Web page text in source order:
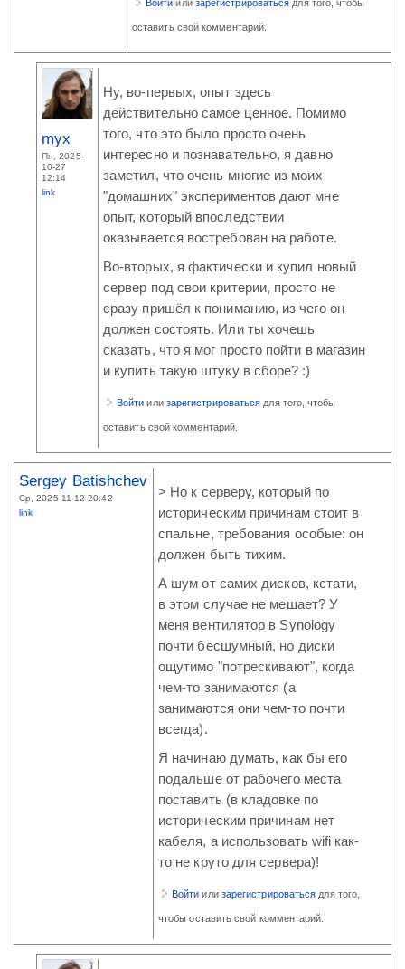
Войти или зарегистрироваться для того, чтобы
оставить свой комментарий.
myx
Пн, 2025-
10-27
12:14
link
Ну, во-первых, опыт здесь
действительно самое ценное. Помимо
того, что это было просто очень
интересно и познавательно, я давно
заметил, что очень многие из моих
"домашних" экспериментов дают мне
опыт, который впоследствии
оказывается востребован на работе.
Во-вторых, я фактически и купил новый
сервер под свои критерии, просто не
сразу пришёл к пониманию, из чего он
должен состоять. Или ты хочешь
сказать, что я мог просто пойти в магазин
и купить такую штуку в сборе? :)
Войти или зарегистрироваться для того, чтобы
оставить свой комментарий.
Sergey Batishchev
Ср, 2025-11-12 20:42
link
> Но к серверу, который по
историческим причинам стоит в
спальне, требования особые: он
должен быть тихим.
А шум от самих дисков, кстати,
в этом случае не мешает? У
меня вентилятор в Synology
почти бесшумный, но диски
ощутимо "потрескивают", когда
чем-то занимаются (а
занимаются они чем-то почти
всегда).
Я начинаю думать, как бы его
подальше от рабочего места
поставить (в кладовке по
историческим причинам нет
кабеля, а использовать wifi как-
то не круто для сервера)!
Войти или зарегистрироваться для того,
чтобы оставить свой комментарий.